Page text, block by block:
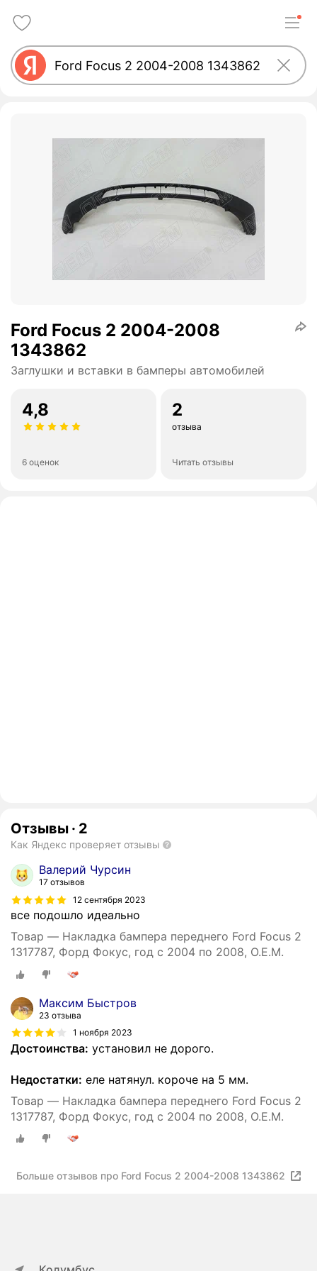
Ford Focus 2 2004-2008
1343862
Заглушки и вставки в бамперы автомобилей
4,8
6 оценок
2
отзыва
Читать отзывы
Отзывы · 2
Как Яндекс проверяет отзывы
Валерий Чурсин
17 отзывов
12 сентября 2023
все подошло идеально
Товар — Накладка бампера переднего Ford Focus 2
1317787, Форд Фокус, год с 2004 по 2008, O.E.M.
Максим Быстров
23 отзыва
1 ноября 2023
Достоинства: установил не дорого.
Недостатки: еле натянул. короче на 5 мм.
Товар — Накладка бампера переднего Ford Focus 2
1317787, Форд Фокус, год с 2004 по 2008, O.E.M.
Больше отзывов про Ford Focus 2 2004-2008 1343862